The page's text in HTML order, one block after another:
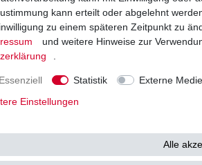
Originalteile -
/
kann erteilt oder abgelehnt
zu einem späteren Zeitpunkt zu
und weitere Hinweise zur
Essenziell Statistik Externe
Einstellungen
Alle